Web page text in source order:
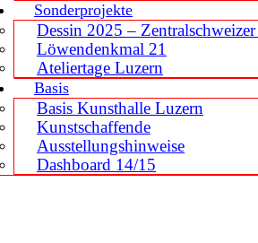
Sonderprojekte
Dessin 2025 –
Löwendenkmal 21
Ateliertage Luzern
Basis
Basis Kunsthalle Luzern
Kunstschaffende
Ausstellungshinweise
Dashboard 14/15